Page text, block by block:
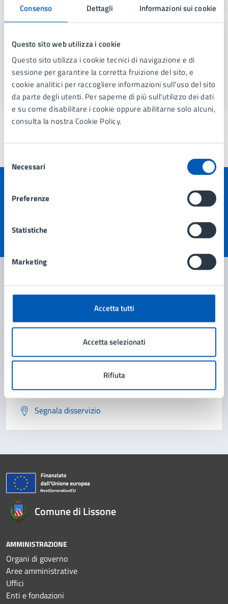
Consenso Dettagli Informazioni sui cookie
Questo sito web utilizza i cookie
Questo sito utilizza i cookie tecnici di navigazione e di
sessione per garantire la corretta fruizione del sito, e
cookie analitici per raccogliere informazioni sull'uso del sito
da parte degli utenti. Per saperne di più sull'utilizzo dei dati
e su come disabilitare i cookie oppure abilitarne solo alcuni,
consulta la nostra Cookie Policy.
delNecessari
Preferenze
Statistiche
Marketing
Accetta tutti
Accetta selezionati
Rifiuta
Telefono: +39 039 73 971
E-mail:protocollo@comune.lissone.mb.it
PEC: pec@comunedilissone.it
Quanto sono chiare le informazioni su questa
pagina?
Contatta il comune
Leggi le domande frequenti
Richiedi assistenza
Prenota appuntamento
Problemi in città
Segnala disservizio
Comune di Lissone
AMMINISTRAZIONE
Organi di governo
Aree amministrative
Uffici
Enti e fondazioni